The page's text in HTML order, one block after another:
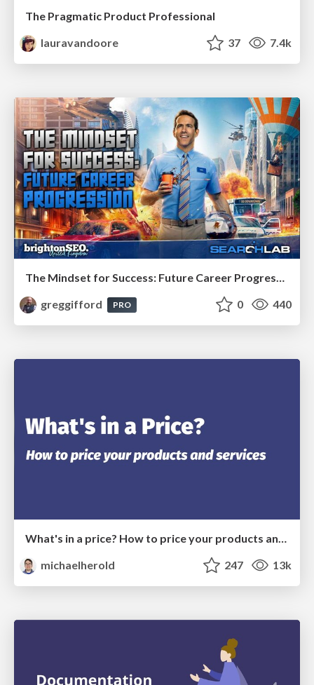
The Pragmatic Product Professional
lauravandoore
37 7.4k
The Mindset for Success: Future Career Progression
greggifford
PRO 0 440
What's in a price? How to price your products and services
michaelherold
247 13k